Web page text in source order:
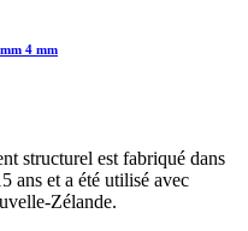
4 mm
structurel est fabriqué dans
ans et a été utilisé avec
Zélande.